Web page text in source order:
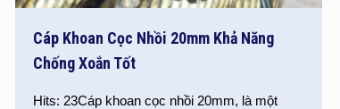
Cáp Khoan Cọc Nhồi 20mm Khả Năng
Chống Xoắn Tốt
Hits: 23Cáp khoan cọc nhồi 20mm, là một